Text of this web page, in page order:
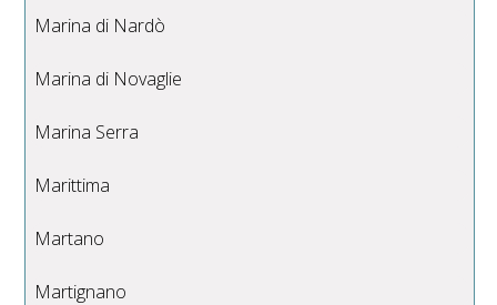
Marina di Nardò
Marina di Novaglie
Marina Serra
Marittima
Martano
Martignano